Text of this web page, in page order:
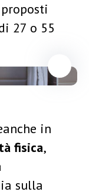
27 o 55
in
fisica,
sulla